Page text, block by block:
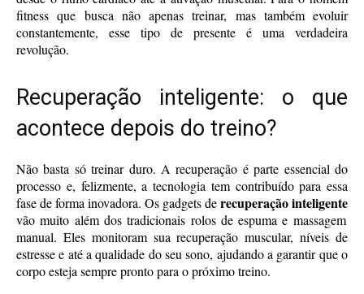
fitness que busca não apenas treinar, mas também evoluir
constantemente, esse tipo de presente é uma verdadeira
revolução.
Recuperação inteligente: o que
acontece depois do treino?
Não basta só treinar duro. A recuperação é parte essencial do
processo e, felizmente, a tecnologia tem contribuído para essa
fase de forma inovadora. Os gadgets derecuperação inteligente
vão muito além dos tradicionais rolos de espuma e massagem
manual. Eles monitoram sua recuperação muscular, níveis de
estresse e até a qualidade do seu sono, ajudando a garantir que o
corpo esteja sempre pronto para o próximo treino.